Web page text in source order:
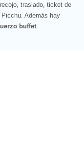
traslado, ticket de
Además hay
buffet